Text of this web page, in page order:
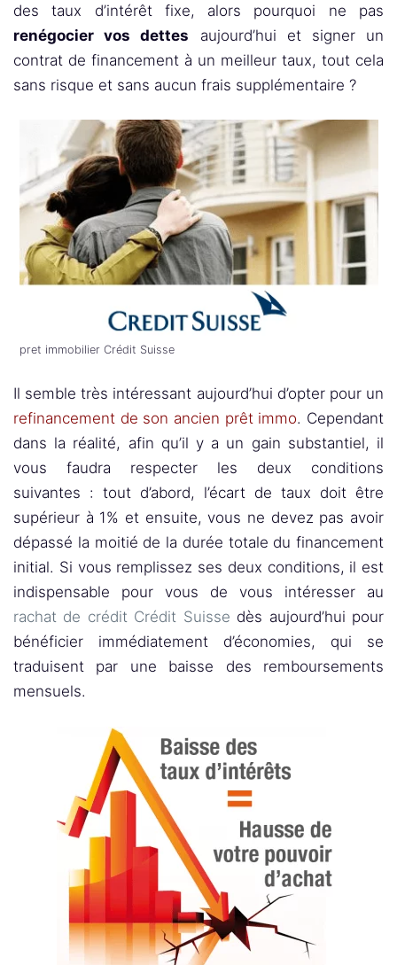
des taux d’intérêt fixe, alors pourquoi ne pas
renégocier vos dettes aujourd’hui et signer un
contrat de financement à un meilleur taux, tout cela
sans risque et sans aucun frais supplémentaire ?
pret immobilier Crédit Suisse
Il semble très intéressant aujourd’hui d’opter pour un
refinancement de son ancien prêt immo. Cependant
dans la réalité, afin qu’il y a un gain substantiel, il
vous faudra respecter les deux conditions
suivantes : tout d’abord, l’écart de taux doit être
supérieur à 1% et ensuite, vous ne devez pas avoir
dépassé la moitié de la durée totale du financement
initial. Si vous remplissez ses deux conditions, il est
indispensable pour vous de vous intéresser au
rachat de crédit Crédit Suisse dès aujourd’hui pour
bénéficier immédiatement d’économies, qui se
traduisent par une baisse des remboursements
mensuels.